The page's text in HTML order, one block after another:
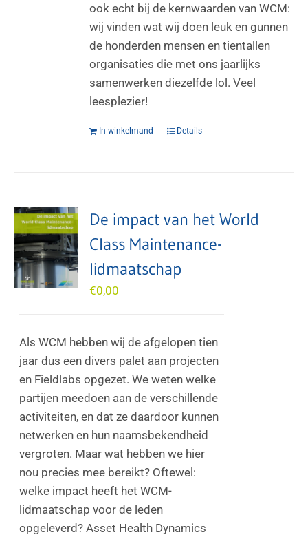
ook echt bij de kernwaarden van WCM:
wij vinden wat wij doen leuk en gunnen
de honderden mensen en tientallen
organisaties die met ons jaarlijks
samenwerken diezelfde lol. Veel
leesplezier!
In winkelmand Details
De impact van het World
Class Maintenance-
lidmaatschap
€0,00
Als WCM hebben wij de afgelopen tien
jaar dus een divers palet aan projecten
en Fieldlabs opgezet. We weten welke
partijen meedoen aan de verschillende
activiteiten, en dat ze daardoor kunnen
netwerken en hun naamsbekendheid
vergroten. Maar wat hebben we hier
nou precies mee bereikt? Oftewel:
welke impact heeft het WCM-
lidmaatschap voor de leden
opgeleverd? Asset Health Dynamics